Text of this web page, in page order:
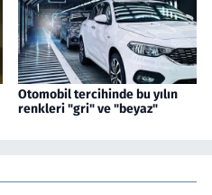
Otomobil tercihinde bu yılın
renkleri "gri" ve "beyaz"